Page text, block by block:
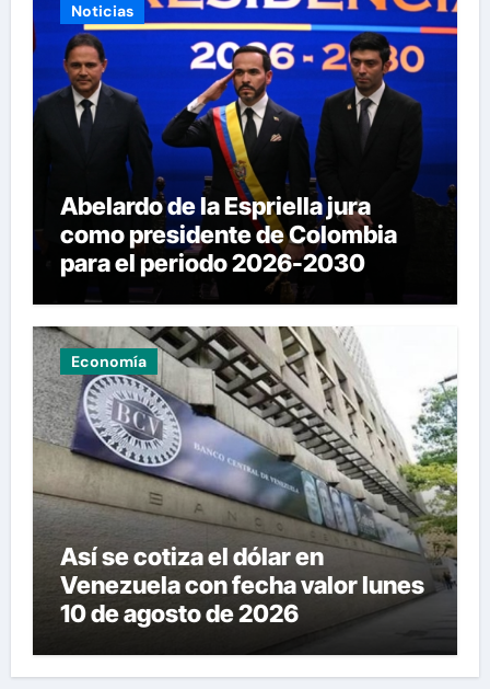
Noticias
Abelardo de la Espriella jura
como presidente de Colombia
para el periodo 2026-2030
Economía
Así se cotiza el dólar en
Venezuela con fecha valor lunes
10 de agosto de 2026